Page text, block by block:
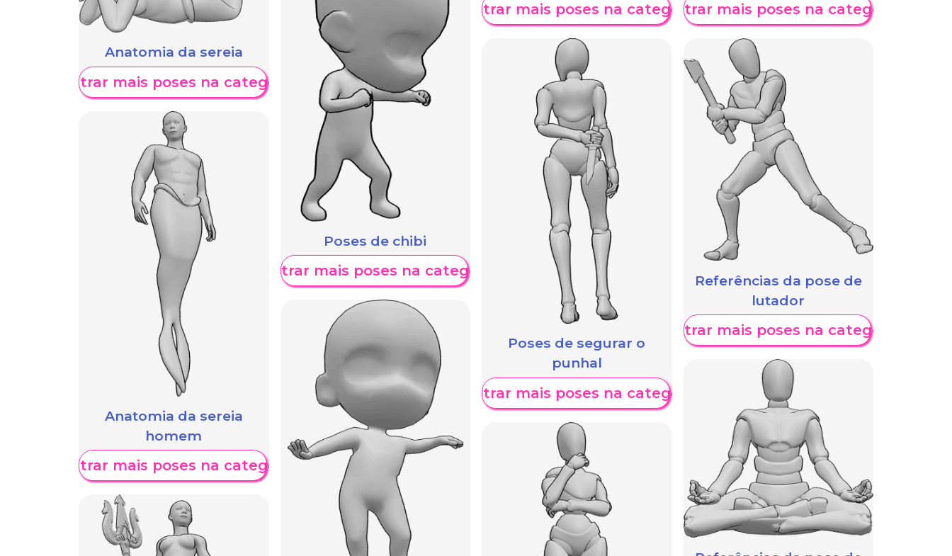
Anatomia da sereia
Mostrar mais poses na categoria
Anatomia da sereia
homem
Mostrar mais poses na categoria
Poses de chibi
Mostrar mais poses na categoria
Mostrar mais poses na categoria
Poses de segurar o
punhal
Mostrar mais poses na categoria
Mostrar mais poses na categoria
Referências da pose de
lutador
Mostrar mais poses na categoria